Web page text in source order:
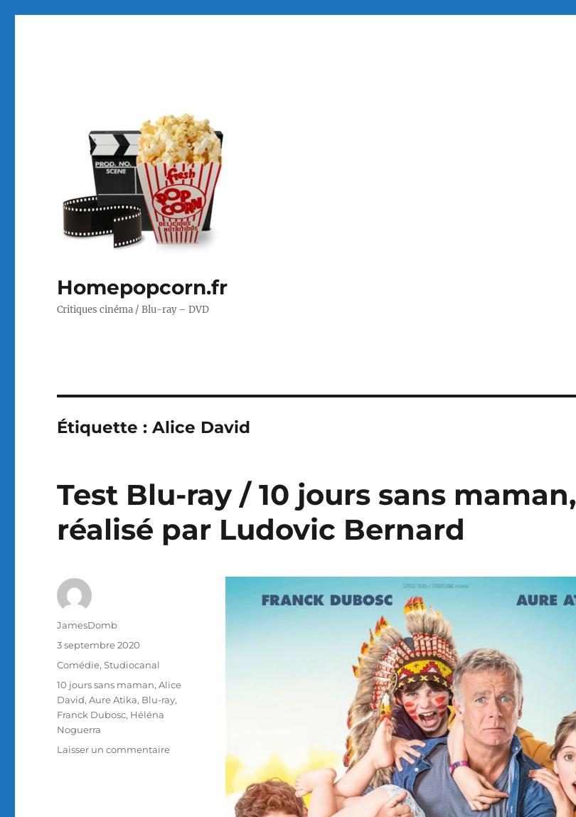
Homepopcorn.fr
Critiques cinéma / Blu-ray – DVD
Étiquette :Alice David
Test Blu-ray / 10 jours sans maman,
réalisé par Ludovic Bernard
Auteur
JamesDomb
Publié
3 septembre 2020
Catégories
Comédie,Studiocanal
Étiquettes
10 jours sans maman,Alice
David,Aure Atika, Blu-ray,
Franck Dubosc, Héléna
Noguerra
Laisser un commentairesur